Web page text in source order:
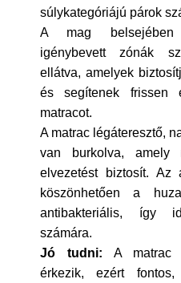
súlykategóriájú párok
A mag belsejében
igénybevett zónák
ellátva, amelyek
és segítenek frissen
matracot.
A matrac légáteresztő,
van burkolva, amely
elvezetést biztosít. Az
köszönhetően a
antibakteriális, így
számára.
Jó tudni: A matrac
érkezik, ezért